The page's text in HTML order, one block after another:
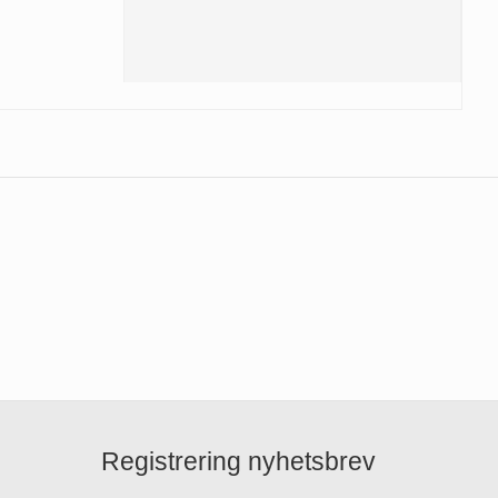
Registrering nyhetsbrev